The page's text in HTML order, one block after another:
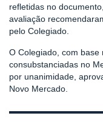
refletidas no
avaliação
pelo Colegiado.
O Colegiado, com base
consubstanciadas no
por unanimidade,
Novo Mercado.